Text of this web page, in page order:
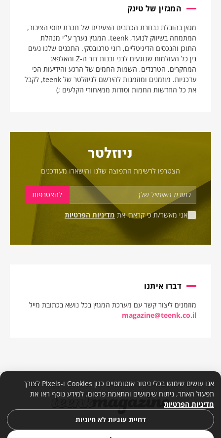
המגזין של טינק
מגזין בהובלת נבחרת הכתבים הצעירים של חברת יחסי הציבור,
המתמחה בשיווק לנוער, teenk. המגזין נערך ע״י מנהלת
התוכן והנכסים הדיגיטליים, רוני טרנובסקי. התכנים שלנו נעים
בין כל העולמות שנוגעים לבני ובנות דור ה-Z והאלפא:
המחקרים, הטרנדים, השמות החמים של הרגע והידיעות הכי
עדכניות. מוזמנים ומוזמנות להירשם לניוזלטר של teenk, לקבל
את כל החדשות החמות וסודות ממאחורי הקלעים ;)
ניוזלטר
הצטרפו לרשימת התפוצה שלנו והישארו מעודכנים
אני מאשר/ת כי קראתי את מדיניות הפרטיות
דברו איתנו
מוזמנים ליצור קשר עם מערכת המגזין בכל נושא בכתובת מייל
magazine@teenk.co.il
אנו עושים שימוש בכלי ניטור אוטומטיים כגון Cookies ו-Pixels לצורך
תפעול האתר, ניתוח שימושים והתאמת פרסום. למידע נוסף ראו את
מדיניות הפרטיות
דחיית עוגיות לא חיוניות